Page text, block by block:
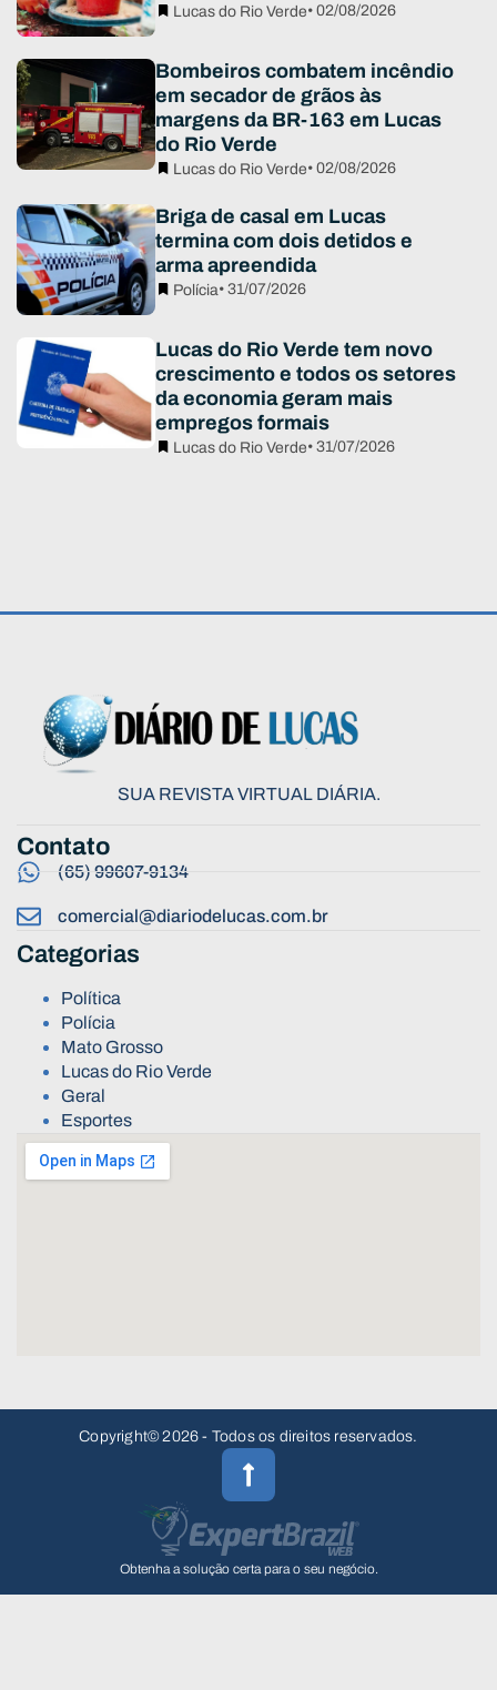
Lucas do Rio Verde• 02/08/2026
Bombeiros combatem incêndio
em secador de grãos às
margens da BR-163 em Lucas
do Rio Verde
Lucas do Rio Verde• 02/08/2026
Briga de casal em Lucas
termina com dois detidos e
arma apreendida
Polícia• 31/07/2026
Lucas do Rio Verde tem novo
crescimento e todos os setores
da economia geram mais
empregos formais
Lucas do Rio Verde• 31/07/2026
SUA REVISTA VIRTUAL DIÁRIA.
Contato
(65) 99607-9134
comercial@diariodelucas.com.br
Categorias
Política
Polícia
Mato Grosso
Lucas do Rio Verde
Geral
Esportes
Copyright© 2026 - Todos os direitos reservados.
Obtenha a solução certa para o seu negócio.